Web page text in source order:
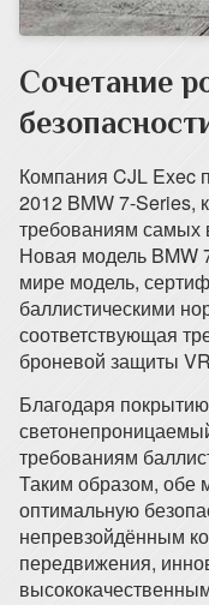
Сочетание
Компания CJL Exec
2012 BMW 7-Series,
требованиям самых
Новая модель BMW
мире модель,
баллистическими
соответствующая
броневой защиты
Благодаря
требованиям
Таким образом, обе
оптимальную
непревзойдённым
передвижения,